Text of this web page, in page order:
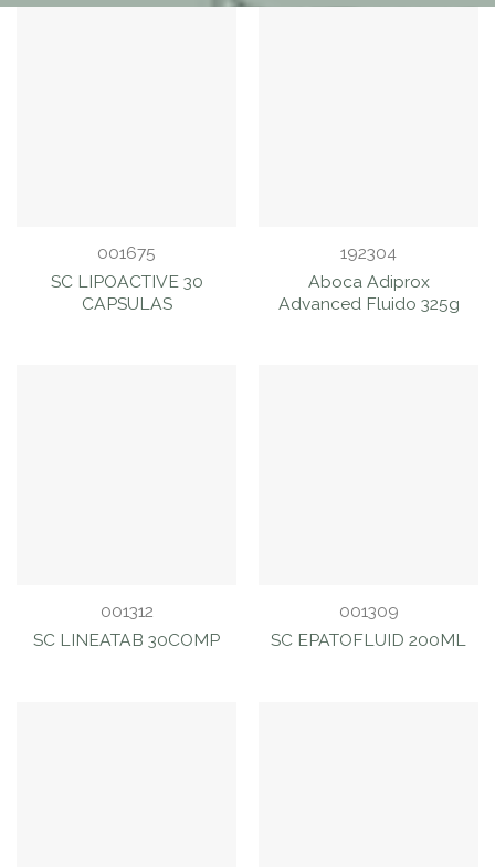
001675
SC LIPOACTIVE 30
CAPSULAS
192304
Aboca Adiprox
Advanced Fluido 325g
001312
SC LINEATAB 30COMP
001309
SC EPATOFLUID 200ML